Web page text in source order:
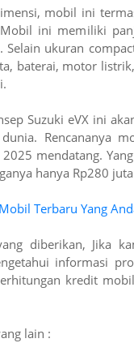
mobil ini
ini memiliki
ukuran
baterai, motor
Suzuki eVX ini
Rencananya
mendatang.
hanya Rp280
Terbaru Yang
diberikan, Jika
informasi
kredit
lain :